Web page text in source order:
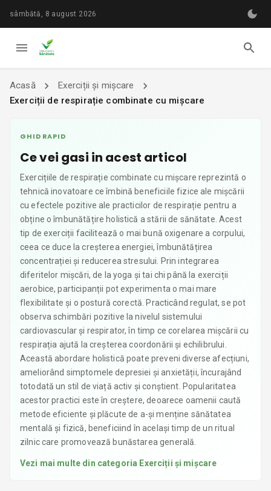
sâmbătă, 8 august 2026
Acasă
Exerciții și mișcare
Exerciții de respirație combinate cu mișcare
GHID RAPID
Ce vei gasi in acest articol
Exercițiile de respirație combinate cu mișcare reprezintă o
tehnică inovatoare ce îmbină beneficiile fizice ale mișcării
cu efectele pozitive ale practicilor de respirație pentru a
obține o îmbunătățire holistică a stării de sănătate. Acest
tip de exerciții facilitează o mai bună oxigenare a corpului,
ceea ce duce la creșterea energiei, îmbunătățirea
concentrației și reducerea stresului. Prin integrarea
diferitelor mișcări, de la yoga și tai chi până la exerciții
aerobice, participanții pot experimenta o mai mare
flexibilitate și o postură corectă. Practicând regulat, se pot
observa schimbări pozitive la nivelul sistemului
cardiovascular și respirator, în timp ce corelarea mișcării cu
respirația ajută la creșterea coordonării și echilibrului.
Această abordare holistică poate preveni diverse afecțiuni,
ameliorând simptomele depresiei și anxietății, încurajând
totodată un stil de viață activ și conștient. Popularitatea
acestor practici este în creștere, deoarece oamenii caută
metode eficiente și plăcute de a-și menține sănătatea
mentală și fizică, beneficiind în același timp de un ritual
zilnic care promovează bunăstarea generală.
Vezi mai multe din categoria Exerciții și mișcare